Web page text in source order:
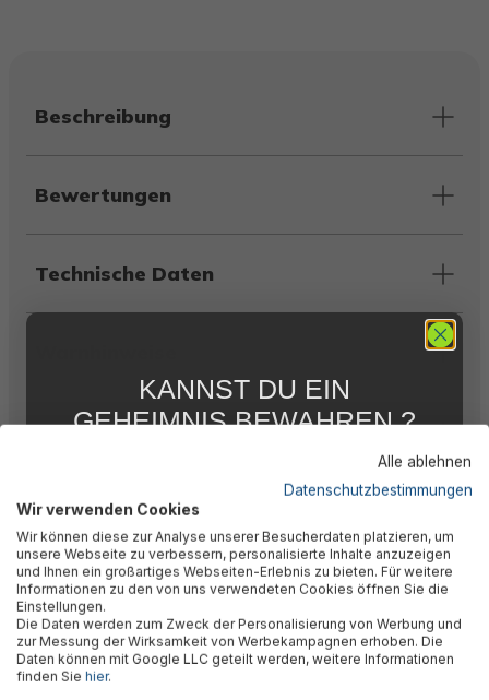
Beschreibung
Bewertungen
Technische Daten
Herstellerinformation
🎉 Jetzt den Newsletter
abonnieren & 5% Rabatt
sichern!
Alle ablehnen
Datenschutzbestimmungen
Wir verwenden Cookies
Wir können diese zur Analyse unserer Besucherdaten platzieren, um
unsere Webseite zu verbessern, personalisierte Inhalte anzuzeigen
und Ihnen ein großartiges Webseiten-Erlebnis zu bieten. Für weitere
Informationen zu den von uns verwendeten Cookies öffnen Sie die
Einstellungen.
Die Daten werden zum Zweck der Personalisierung von Werbung und
zur Messung der Wirksamkeit von Werbekampagnen erhoben. Die
Daten können mit Google LLC geteilt werden, weitere Informationen
finden Sie hier.
KANNST DU EIN
GEHEIMNIS BEWAHREN ?
FÜR DICH
Abonniere jetzt unseren kostenlosen
Newsletter, verpasse keine Neuigkeiten und
Aktionen mehr und sichere Dir 5 %
Willkommensrabatt auf nicht reduzierte Ware
bei Deiner ersten Bestellung !*
Email